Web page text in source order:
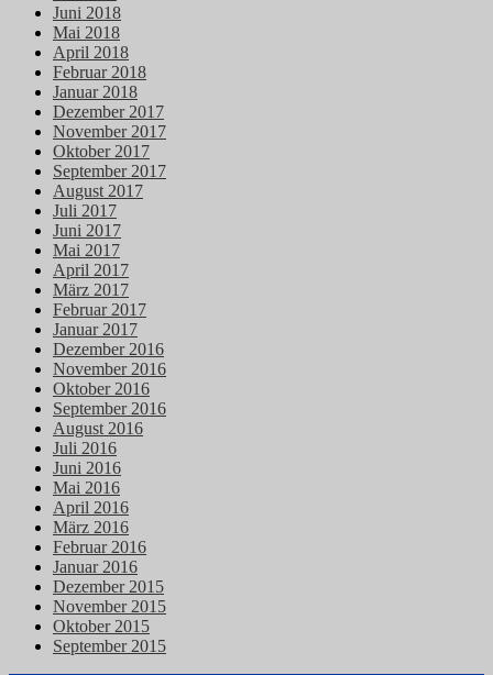
Juni 2018
Mai 2018
April 2018
Februar 2018
Januar 2018
Dezember 2017
November 2017
Oktober 2017
September 2017
August 2017
Juli 2017
Juni 2017
Mai 2017
April 2017
März 2017
Februar 2017
Januar 2017
Dezember 2016
November 2016
Oktober 2016
September 2016
August 2016
Juli 2016
Juni 2016
Mai 2016
April 2016
März 2016
Februar 2016
Januar 2016
Dezember 2015
November 2015
Oktober 2015
September 2015